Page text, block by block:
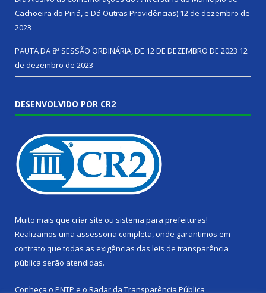
Cachoeira do Piriá, e Dá Outras Providências) 12 de dezembro de
2023
PAUTA DA 8ª SESSÃO ORDINÁRIA, DE 12 DE DEZEMBRO DE 2023 12
de dezembro de 2023
DESENVOLVIDO POR CR2
Muito mais que criar site ou sistema para prefeituras!
Realizamos uma assessoria completa, onde garantimos em
contrato que todas as exigências das leis de transparência
pública serão atendidas.
Conheça o PNTP e o Radar da Transparência Pública